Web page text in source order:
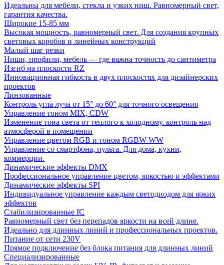
Идеальны для мебели, стекла и узких ниш. Равномерный свет,
гарантия качества.
Широкие 15-85 мм
Высокая мощность, равномерный свет. Для создания крупных
световых коробов и линейных конструкций
Малый шаг резки
Ниши, профили, мебель — где важна точность до сантиметра
Изгиб на плоскости RZ
Инновационная гибкость в двух плоскостях для дизайнерских
проектов
Линзованные
Контроль угла луча от 15° до 60° для точного освещения
Управление тоном MIX, CDW
Изменение тона света от теплого к холодному. контроль над
атмосферой в помещении
Управление цветом RGB и тоном RGBW-WW
Управление со смартфона, пульта. Для дома, кухни,
коммерции.
Динамические эффекты DMX
Профессиональное управление цветом, яркостью и эффектами
Динамические эффекты SPI
Индивидуальное управление каждым светодиодом для ярких
эффектов
Стабилизированные IC
Равномерный свет без перепадов яркости на всей длине.
Идеально для длинных линий и профессиональных проектов.
Питание от сети 230V
Прямое подключение без блока питания для длинных линий
Специализированные